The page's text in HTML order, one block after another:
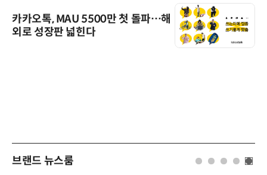
카카오톡, MAU 5500만 첫 돌파…해
외로 성장판 넓힌다
브랜드 뉴스룸